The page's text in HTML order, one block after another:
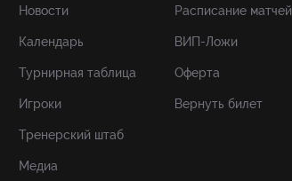
Новости
Календарь
Турнирная таблица
Игроки
Тренерский штаб
Медиа
Расписание матчей
ВИП-Ложи
Оферта
Вернуть билет